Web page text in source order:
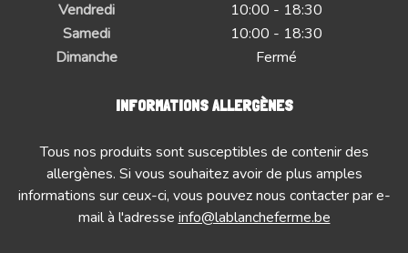
Vendredi
10:00 - 18:30
Samedi
10:00 - 18:30
Dimanche
Fermé
INFORMATIONS ALLERGÈNES
Tous nos produits sont susceptibles de contenir des
allergènes. Si vous souhaitez avoir de plus amples
informations sur ceux-ci, vous pouvez nous contacter par e-
mail à l'adresse info@lablancheferme.be